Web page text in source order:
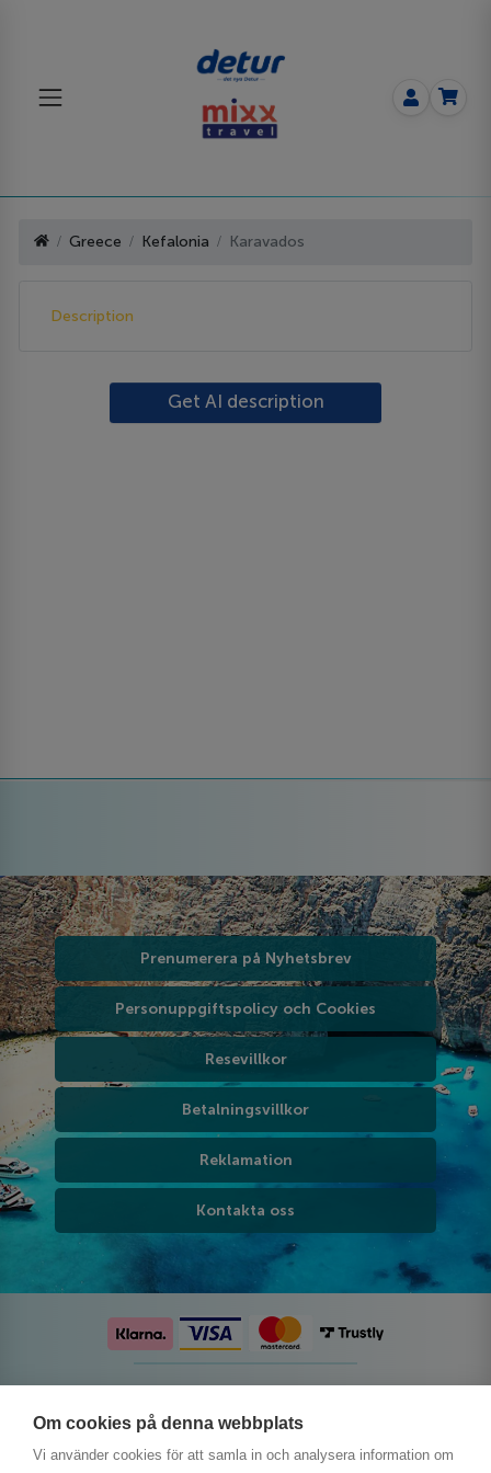
Om cookies på denna webbplats
Vi använder cookies för att samla in och analysera information om
Greece Kefalonia Karavados
Description
Get AI description
Prenumerera på Nyhetsbrev
Personuppgiftspolicy och Cookies
Resevillkor
Betalningsvillkor
Reklamation
Kontakta oss